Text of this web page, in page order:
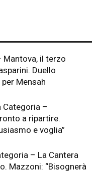
Mantova, il terzo
Duello
Mensah
Categoria –
a ripartire.
e voglia”
– La Cantera
Mazzoni: “Bisognerà